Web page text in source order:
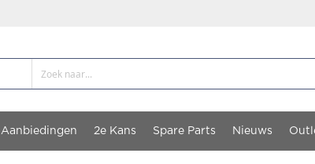
Aanbiedingen 2e Kans Spare Parts Nieuws